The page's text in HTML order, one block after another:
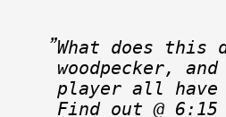
What does this
woodpecker,
player all have